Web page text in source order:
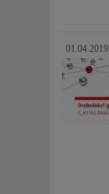
01.04.2019